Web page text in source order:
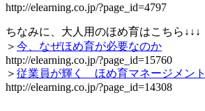
http://elearning.co.jp/?page_id=4797
ちなみに、大人用のほめ育はこちら↓↓↓
＞ 今、なぜほめ育が必要なのか
http://elearning.co.jp/?page_id=15760
＞ 従業員が輝く ほめ育マネージメント
http://elearning.co.jp/?page_id=14308